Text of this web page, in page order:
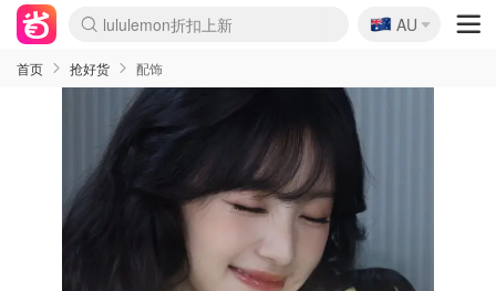
lululemon折扣上新
Sasa美妆护肤3.5折
SSENSE年中3折
FreshBeauty好价汇总
Cettire降价+叠9折
Farfetch折上8折
WWS Coles超市实拍
viagogo二手票捡漏
Myer清仓1折起
The Outnet奢牌1折起
David Jones 3折起
Flannels大牌1折
Perfumes Club护肤1折
AMIRO返校季6.2折
Oweek抽奖送Airpods
Amazon折扣汇总
eToro入金$200送$50
Amazon数码好物
ICONIC本周7.5折
ThedoubleF高奢地板价
Moose Knuckles 6折
丝芙兰5折起
EUFY官网3.7折起
Selenichast首饰2折
Trip机票酒店促销
YSL送5件彩妆礼
Amazon家居好物
BIGBANG巡演开票
David Jones时尚3折
Amazon美妆护肤
雅漾大喷$8
过敏原检测盒$33
伊索独家赠50ml沐浴露
科颜氏清仓3折
SEALIFE海洋馆门票6折
丝塔芙大白罐$16
订阅Newsletter送香薰
Cult Beauty 6.8折
Harrods圣诞日历2.3折
LN-CC奢牌私促3折
d'Alba空姐喷雾$16
EVE LOM套装逆天2折
Bernardelli独家4折
Adore Beauty 6折起
CT圣诞日历
Mytheresa奢品2.7折
Luxury Escapes 9折
Currentbody美容仪9折
卡诗9折+赠4件礼
MOON Garden Live
ALLSAINTS美衣3折
Roborock扫地机3.7折
Tingo Life水杯$24
Valentino官网5折
CR洗发护发6.3折
🇦🇺
AU
首页 抢好货 配饰